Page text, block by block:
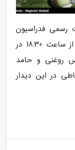
رسمی فدراسیون
فوتبال، دربی 88 تهران فردا (پنجشنبه) از ساعت 18:30 در
روغنی و حامد
در این دیدار